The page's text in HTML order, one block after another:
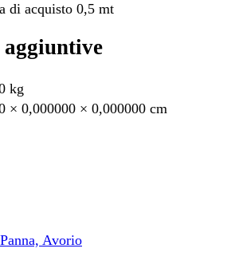
di acquisto 0,5 mt
kg
× 0,000000 × 0,000000 cm
Avorio